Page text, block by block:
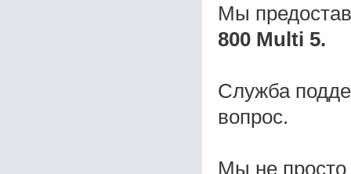
Мы
800 Multi 5.
Служба
вопрос.
Мы не